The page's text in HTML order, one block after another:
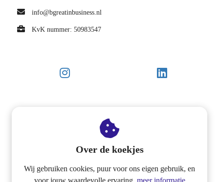
info@bgreatinbusiness.nl
KvK nummer: 50983547
Over de koekjes
Wij gebruiken cookies, puur voor ons eigen gebruik, en
voor jouw waardevolle ervaring. meer informatie